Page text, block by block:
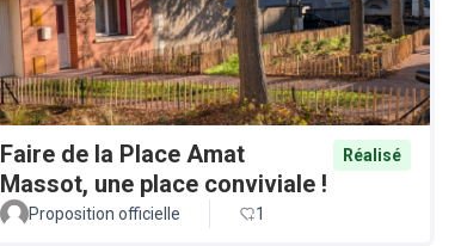
Faire de la Place Amat
Massot, une place conviviale !
Réalisé
Proposition officielle 1